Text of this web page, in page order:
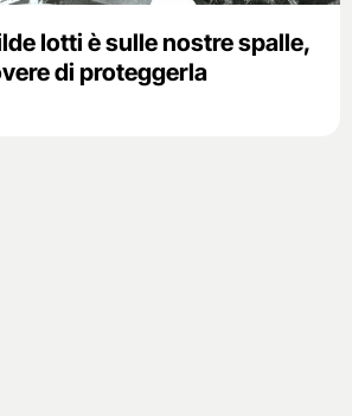
Iotti è sulle nostre spalle,
di proteggerla